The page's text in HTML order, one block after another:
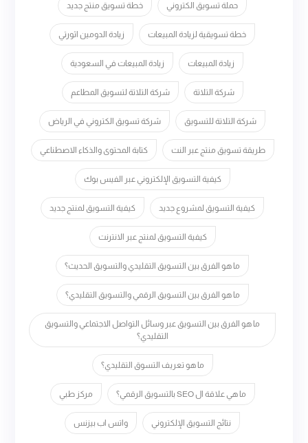
حملة تسويق الكتروني خطة تسويق منتج جديد
خطة تسويقية لزيادة المبيعات زيادة الدومين اثورتي
زيادة المبيعات زيادة المبيعات في السعودية
شركة التلاتة شركة التلاتة لتسويق المطاعم
شركة التلاتة للتسويق شركة تسويق الكتروني في الرياض
طريقة تسويق منتج عبر النت كتابة المحتوى والذكاء الاصطناعي
كيفية التسويق الإلكتروني عبر الفيس بوك
كيفية التسويق لمشروع جديد كيفية التسويق لمنتج جديد
كيفية التسويق لمنتج عبر الانترنت
ما هو الفرق بين التسويق التقليدي والتسويق الحديث؟
ما هو الفرق بين التسويق الرقمي والتسويق التقليدي؟
ما هو الفرق بين التسويق عبر وسائل التواصل الاجتماعي والتسويق
التقليدي؟
ما هو تعريف التسوق التقليدي؟
ما هي علاقة ال SEO بالتسويق الرقمي؟ مركز طبي
نتائج التسويق الإلكتروني واتس اب بيزنس